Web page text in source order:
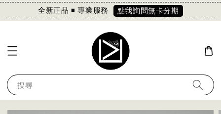
全新正品 ◾️ 專業服務 點我詢問無卡分期
搜尋